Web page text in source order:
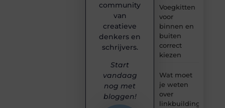
Voegkitten
voor
binnen en
buiten
correct
kiezen
Wat moet
je weten
over
linkbuilding?
community
van
creatieve
denkers en
schrijvers.
Start
vandaag
nog met
bloggen!